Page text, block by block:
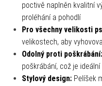
poctivě naplněn kvalitní
proléhání a pohodlí
Pro všechny velikosti
velikostech, aby
Odolný proti poškrábání:
poškrábání, což je
Stylový design: Pelíšek